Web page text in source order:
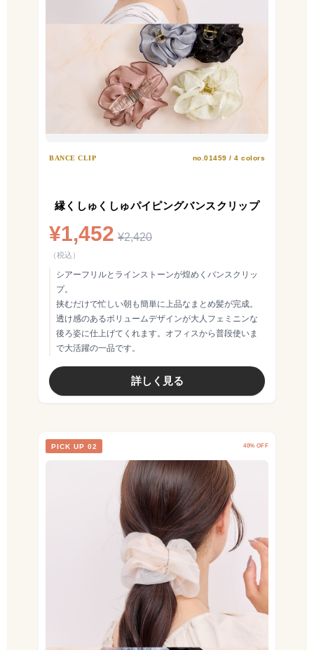
BANCE CLIP no.01459 / 4 colors
縁くしゅくしゅパイピングバンスクリップ
¥1,452
（税込）
¥2,420
シアーフリルとラインストーンが煌めくバンスクリッ
プ。
挟むだけで忙しい朝も簡単に上品なまとめ髪が完成。
透け感のあるボリュームデザインが大人フェミニンな
後ろ姿に仕上げてくれます。オフィスから普段使いま
で大活躍の一品です。
詳しく見る
PICK UP 02 40% OFF